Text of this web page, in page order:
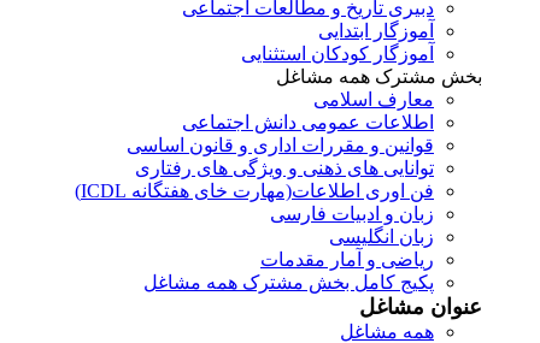
دبیری تاریخ و مطالعات اجتماعی
آموزگار ابتدایی
آموزگار کودکان استثنایی
بخش مشترک همه مشاغل
معارف اسلامی
اطلاعات عمومی دانش اجتماعی
قوانین و مقررات اداری و قانون اساسی
توانایی های ذهنی و ویژگی های رفتاری
فن اوری اطلاعات(مهارت خای هفتگانه ICDL)
زبان و ادبیات فارسی
زبان انگلیسی
ریاضی و آمار مقدمات
پکیج کامل بخش مشترک همه مشاغل
عنوان مشاغل
همه مشاغل